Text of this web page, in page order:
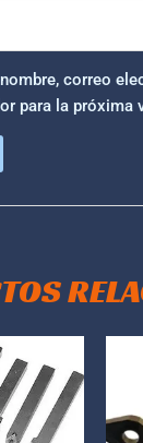
correo
para la próxima